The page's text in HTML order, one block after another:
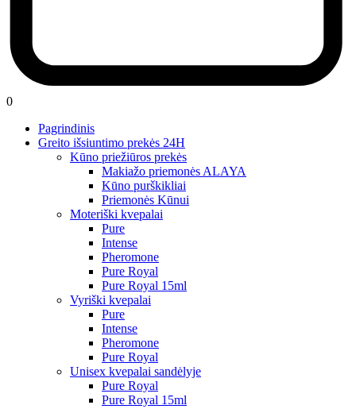
0
Pagrindinis
Greito išsiuntimo prekės 24H
Kūno priežiūros prekės
Makiažo priemonės ALAYA
Kūno purškikliai
Priemonės Kūnui
Moteriški kvepalai
Pure
Intense
Pheromone
Pure Royal
Pure Royal 15ml
Vyriški kvepalai
Pure
Intense
Pheromone
Pure Royal
Unisex kvepalai sandėlyje
Pure Royal
Pure Royal 15ml